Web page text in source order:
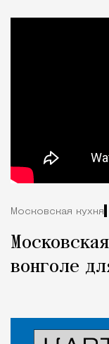
Московская кухня
вонголе